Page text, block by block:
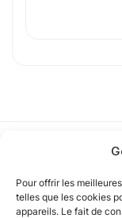
Pour offrir les
telles que les cookies
appareils. Le fait de
Notre politique